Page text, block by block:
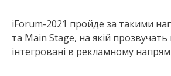
iForum-2021 пройде за такими
та Main Stage, на якій прозвучать
інтегровані в рекламному